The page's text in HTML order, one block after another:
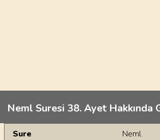
Neml Suresi 38. Ayet
Genel Bilgiler
Sure
Neml